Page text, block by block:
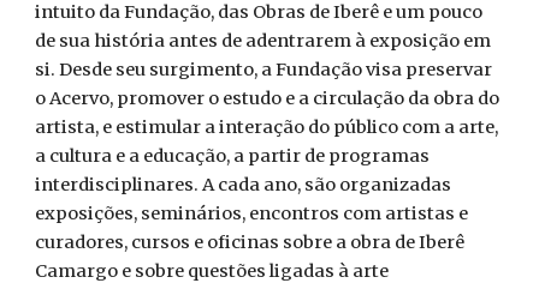
intuito da Fundação, das Obras de Iberê e um pouco
de sua história antes de adentrarem à exposição em
si. Desde seu surgimento, a Fundação visa preservar
o Acervo, promover o estudo e a circulação da obra do
artista, e estimular a interação do público com a arte,
a cultura e a educação, a partir de programas
interdisciplinares. A cada ano, são organizadas
exposições, seminários, encontros com artistas e
curadores, cursos e oficinas sobre a obra de Iberê
Camargo e sobre questões ligadas à arte